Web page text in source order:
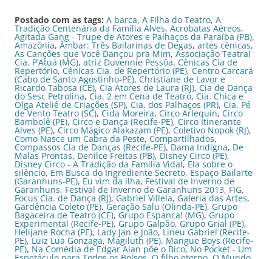
Postado com as tags: A barca, A Filha do Teatro, A
Tradição Centenária da Família Alves, Acrobatas Aéreos,
Agitada Gang - Trupe de Atores e Palhaços da Paraíba (PB),
Amazônia, Âmbar: Três Bailarinas de Degas, artes cênicas,
As Canções que Você Dançou pra Mim, Associação Teatral
Cia. P’Atuá (MG), atriz Duvennie Pessôa, Cênicas Cia de
Repertório,Cênicas Cia. de Repertório (PE), Centro Carcará
(Cabo de Santo Agostinho-PE),Christiane de Lavor e
Ricardo Tabosa (CE), Cia Atores de Laura (RJ), Cia de Dança
do Sesc Petrolina, Cia. 2 em Cena de Teatro, Cia. Chica e
Olga Ateliê de Criações (SP), Cia. dos Palhaços (PR), Cia. Pé
de Vento Teatro (SC), Cida Moreira, Circo Arlequin, Circo
Bambolê (PE), Circo e Dança (Recife-PE), Circo Itinerante
Alves (PE), Circo Mágico Alakazam (PE),Coletivo Nopok (RJ),
Como Nasce um Cabra da Peste, Compartilhados,
Compassos Cia de Danças (Recife-PE),Dama Indigna, De
Malas Prontas, Denilce Freitas (PB), Disney Circo (PE),
Disney Circo - A Tradição da Família Vidal, Ela sobre o
silêncio, Em Busca do Ingrediente Secreto, Espaço Bailarte
(Garanhuns-PE), Eu vim da ilha, Festival de Inverno de
Garanhuns, Festival de Inverno de Garanhuns 2013, FIG,
Focus Cia. de Dança (RJ), Gabriel Villela, Galeria das Artes,
Gardência Coleto (PE),Geração Salu (Olinda-PE), Grupo
Bagaceira de Teatro (CE), Grupo Espanca! (MG), Grupo
Experimental (Recife-PE), Grupo Galpão, Grupo Grial (PE),
Helijane Rocha (PE), Lady Jan e João,Lineu Gabriel (Recife-
PE),Luiz Lua Gonzaga, Magiluth (PE), Mangue Boys (Recife-
PE), Na Comédia de Edgar Alan põe o Bico, No Pocket - Um